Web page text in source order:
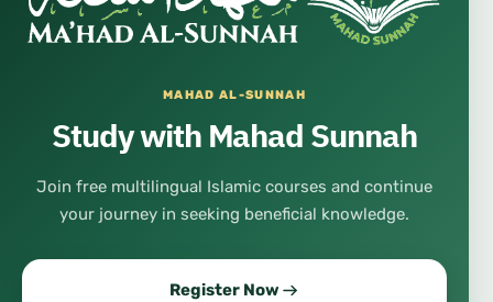
MAHAD AL-SUNNAH
Study with Mahad Sunnah
Join free multilingual Islamic courses and continue
your journey in seeking beneficial knowledge.
Register Now